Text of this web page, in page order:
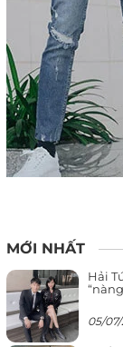
MỚI NHẤT
Hải
05/